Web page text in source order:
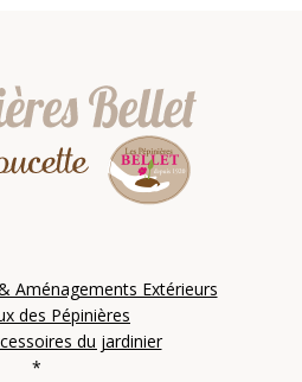
Aménagements Extérieurs
des Pépinières
du jardinier
*